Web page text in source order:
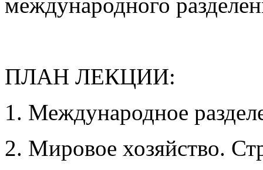
ПЛАН ЛЕКЦИИ:
1. Международное
2. Мировое хозяйство.